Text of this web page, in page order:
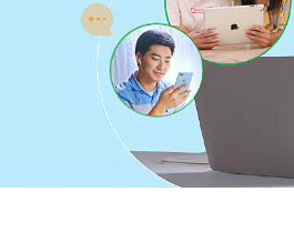
せん。ライオンや虎の住みかは
はいますか。誰もいません。鯨や
る人がいますか。家の中でも外
が猿と戯れているのを見たこと
聞こえるこれらの現象について
を問わず、神が造った万物には
れらの生物を造るはるか以前、神